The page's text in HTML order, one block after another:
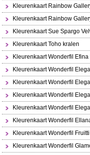
Kleurenkaart Rainbow
Kleurenkaart Rainbow
Kleurenkaart Sue Spargo
Kleurenkaart Toho kralen
Kleurenkaart Wonderfil
Kleurenkaart Wonderfil
Kleurenkaart Wonderfil
Kleurenkaart Wonderfil
Kleurenkaart Wonderfil
Kleurenkaart Wonderfil
Kleurenkaart Wonderfil Fruitti
Kleurenkaart Wonderfil